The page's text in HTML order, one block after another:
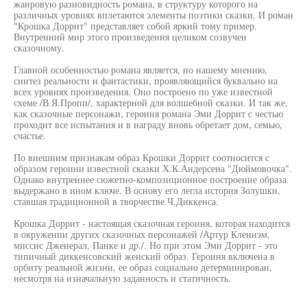
жанровую разновидность романа, в структуру которого на
различных уровнях вплетаются элементы поэтики сказки. И роман
"Крошка Доррит" представляет собой яркий тому пример.
Внутренний мир этого произведения целиком созвучен
сказочному.
Главной особенностью романа является, по нашему мнению,
синтез реальности и фантастики, проявляющийся буквально на
всех уровнях произведения. Оно построено по уже известной
схеме /В.Я.Пропп/, характерной для волшебной сказки. И так же,
как сказочные персонажи, героиня романа Эми Доррит с честью
проходит все испытания и в награду вновь обретает дом, семью,
счастье.
По внешним признакам образ Крошки Доррит соотносится с
образом героини известной сказки Х.К.Андерсена "Дюймовочка".
Однако внутреннее сюжетно-композиционное построение образа
выдержано в ином ключе. В основу его легла история Золушки,
ставшая традиционной в творчестве Ч.Диккенса.
Крошка Доррит - настоящая сказочная героиня, которая находится
в окружении других сказочных персонажей /Артур Кленнэм,
миссис Дженерал, Панке и др./. Но при этом Эми Доррит - это
типичный диккенсовский женский образ. Героиня включена в
орбиту реальной жизни, ее образ социально детерминирован,
несмотря на изначальную заданность и статичность.